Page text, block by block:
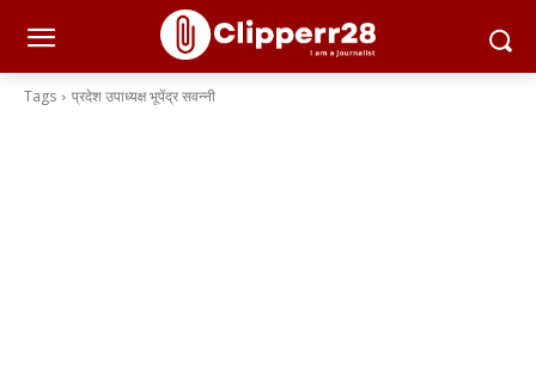
Tags प्रदेश उपाध्यक्ष भूपेंद्र सवन्नी